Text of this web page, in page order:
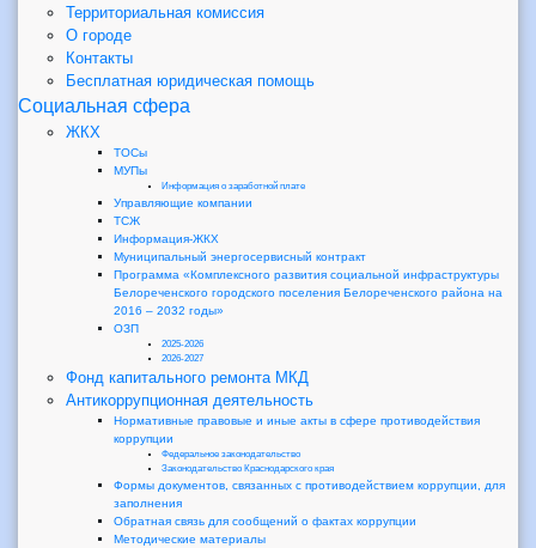
Территориальная комиссия
О городе
Контакты
Бесплатная юридическая помощь
Социальная сфера
ЖКХ
ТОСы
МУПы
Информация о заработной плате
Управляющие компании
ТСЖ
Информация-ЖКХ
Муниципальный энергосервисный контракт
Программа «Комплексного развития социальной инфраструктуры
Белореченского городского поселения Белореченского района на
2016 – 2032 годы»
ОЗП
2025-2026
2026-2027
Фонд капитального ремонта МКД
Антикоррупционная деятельность
Нормативные правовые и иные акты в сфере противодействия
коррупции
Федеральное законодательство
Законодательство Краснодарского края
Формы документов, связанных с противодействием коррупции, для
заполнения
Обратная связь для сообщений о фактах коррупции
Методические материалы